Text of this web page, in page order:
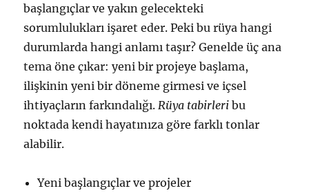
başlangıçlar ve yakın gelecekteki
sorumlulukları işaret eder. Peki bu rüya hangi
durumlarda hangi anlamı taşır? Genelde üç ana
tema öne çıkar: yeni bir projeye başlama,
ilişkinin yeni bir döneme girmesi ve içsel
ihtiyaçların farkındalığı. Rüya tabirleri bu
noktada kendi hayatınıza göre farklı tonlar
alabilir.
Yeni başlangıçlar ve projeler